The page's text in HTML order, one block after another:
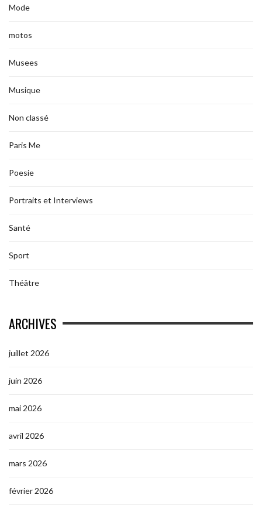
Mode
motos
Musees
Musique
Non classé
Paris Me
Poesie
Portraits et Interviews
Santé
Sport
Théâtre
ARCHIVES
juillet 2026
juin 2026
mai 2026
avril 2026
mars 2026
février 2026